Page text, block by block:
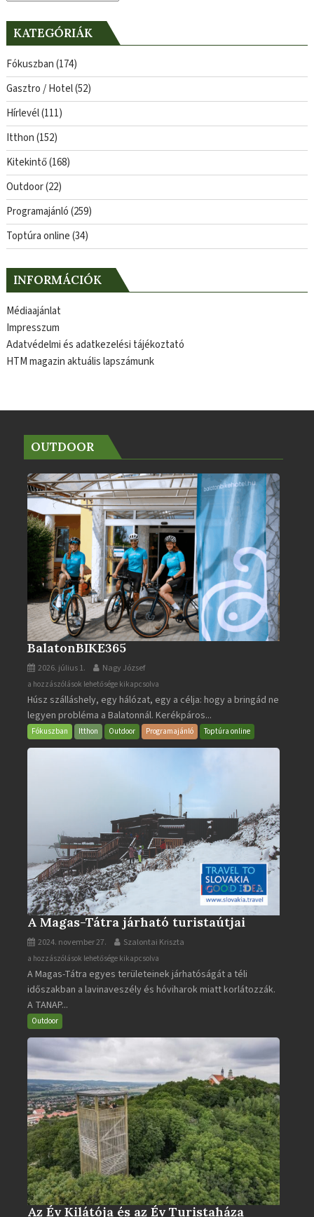
KATEGÓRIÁK
Fókuszban(174)
Gasztro / Hotel(52)
Hírlevél(111)
Itthon(152)
Kitekintő(168)
Outdoor(22)
Programajánló(259)
Toptúra online(34)
INFORMÁCIÓK
Médiaajánlat
Impresszum
Adatvédelmi és adatkezelési tájékoztató
HTM magazin aktuális lapszámunk
OUTDOOR
BalatonBIKE365
2026. július 1. Nagy József
BalatonBIKE365
bejegyzéshez
a hozzászólások lehetősége kikapcsolva
Húsz szálláshely, egy hálózat, egy a célja: hogy a bringád ne
legyen probléma a Balatonnál. Kerékpáros...
Fókuszban Itthon Outdoor Programajánló Toptúra online
A Magas-Tátra járható turistaútjai
2024. november 27. Szalontai Kriszta
A
Magas-
Tátra
járható
turistaútjai
a hozzászólások lehetősége kikapcsolva
A Magas-Tátra egyes területeinek járhatóságát a téli
időszakban a lavinaveszély és hóviharok miatt korlátozzák.
A TANAP...
Outdoor
Az Év Kilátója és az Év Turistaháza